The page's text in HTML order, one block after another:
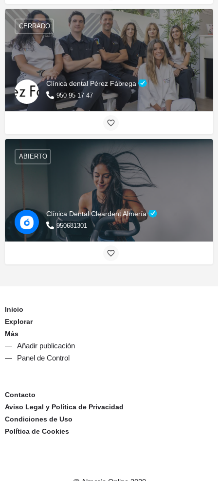
Clínica dental Pérez Fábrega
950 95 17 47
CERRADO
Clínica Dental Cleardent Almería
950681301
ABIERTO
Inicio
Explorar
Más
Añadir publicación
Panel de Control
Contacto
Aviso Legal y Política de Privacidad
Condiciones de Uso
Política de Cookies